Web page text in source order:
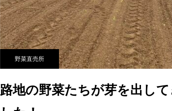
野菜直売所
路地の野菜たちが芽を出して